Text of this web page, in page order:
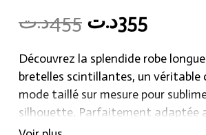
455د.ت Original
price
was:
455د.ت.
355د.ت Current
is:
Découvrez la splendide robe
bretelles scintillantes, un véritable
mode taillé sur mesure pour
silhouette. Parfaitement adaptée
spéciales, soirées et événements